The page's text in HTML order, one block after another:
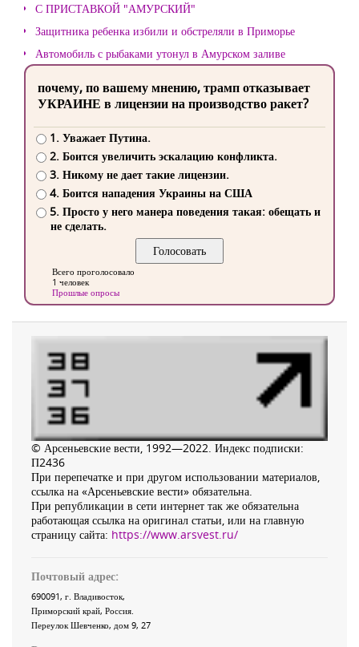
С ПРИСТАВКОЙ "АМУРСКИЙ"
Защитника ребенка избили и обстреляли в Приморье
Автомобиль с рыбаками утонул в Амурском заливе
почему, по вашему мнению, трамп отказывает
УКРАИНЕ в лицензии на производство ракет?
1. Уважает Путина.
2. Боится увеличить эскалацию конфликта.
3. Никому не дает такие лицензии.
4. Боится нападения Украины на США
5. Просто у него манера поведения такая: обещать и
не сделать.
Всего проголосовало
1 человек
Прошлые опросы
© Арсеньевские вести, 1992—2022. Индекс подписки:
П2436
При перепечатке и при другом использовании материалов,
ссылка на «Арсеньевские вести» обязательна.
При републикации в сети интернет так же обязательна
работающая ссылка на оригинал статьи, или на главную
страницу сайта: https://www.arsvest.ru/
Почтовый адрес:
690091, г. Владивосток,
Приморский край, Россия
Переулок Шевченко, дом 9, 27